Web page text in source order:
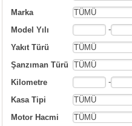
Marka
TÜMÜ
Model Yılı
-
Yakıt Türü
TÜMÜ
Şanzıman Türü
TÜMÜ
Kilometre
-
Kasa Tipi
TÜMÜ
Motor Hacmi
TÜMÜ